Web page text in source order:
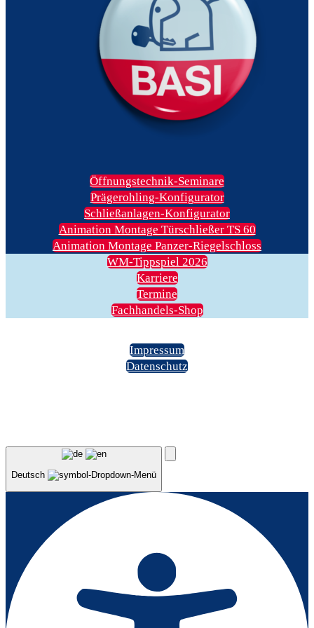
Öffnungstechnik-Seminare
Prägerohling-Konfigurator
Schließanlagen-Konfigurator
Animation Montage Türschließer TS 60
Animation Montage Panzer-Riegelschloss
WM-Tippspiel 2026
Karriere
Termine
Fachhandels-Shop
Impressum
Datenschutz
Deutsch